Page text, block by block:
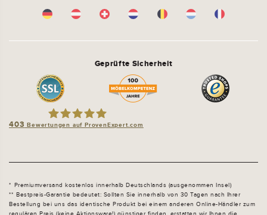
Geprüfte Sicherheit
403 Bewertungen auf ProvenExpert.com
Premiumversand kostenlos innerhalb Deutschlands (ausgenommen Insel)
Bestpreis-Garantie bedeutet: Sollten Sie innerhalb von 30 Tagen nach Ihrer
Bestellung bei uns das identische Produkt bei einem anderen Online-Händler zum